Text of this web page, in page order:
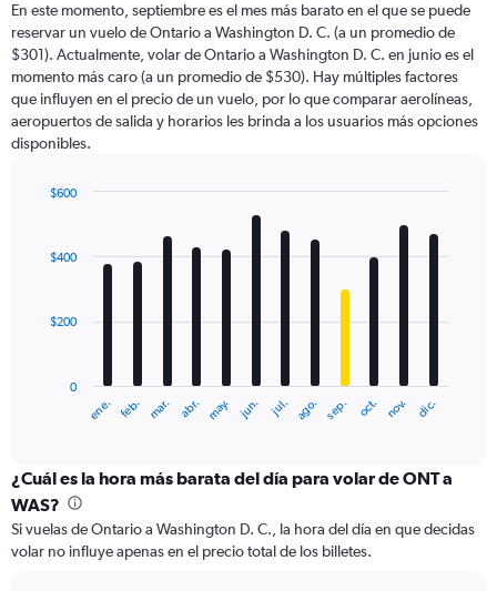
categories.
The
chart
has
1
Y
axis
values.
to
En este momento, septiembre es el mes más barato en el que se puede
reservar un vuelo de Ontario a Washington D. C. (a un promedio de
$301). Actualmente, volar de Ontario a Washington D. C. en junio es el
momento más caro (a un promedio de $530). Hay múltiples factores
que influyen en el precio de un vuelo, por lo que comparar aerolíneas,
aeropuertos de salida y horarios les brinda a los usuarios más opciones
disponibles.
with
12
The
categories.
Range:
12
categories.
The
ene. feb. mar. abr. may. jun. jul. ago. sep. oct. nov. dic.
0
$200
$400
$600
¿Cuál es la hora más barata del día para volar de ONT a
WAS?
Si vuelas de Ontario a Washington D. C., la hora del día en que decidas
volar no influye apenas en el precio total de los billetes.